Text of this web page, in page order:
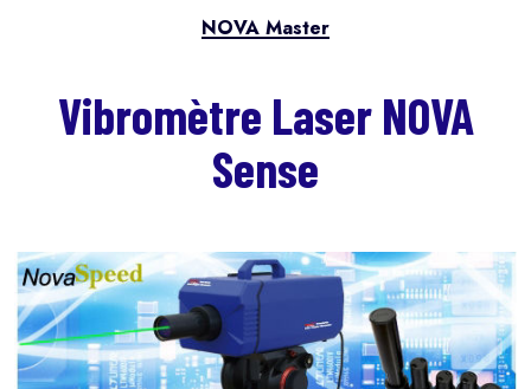
NOVA Master
Vibromètre Laser NOVA
Sense